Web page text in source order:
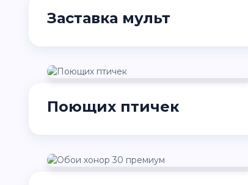
Заставка мульт
Поющих птичек